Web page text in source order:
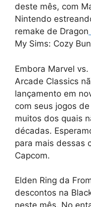
deste mês, com
Nintendo
remake de Dragon
My Sims: Cozy
Embora Marvel
Arcade Classics
lançamento em
com seus jogos
muitos dos quais
décadas.
para mais dessas
Capcom.
Elden Ring da
descontos na